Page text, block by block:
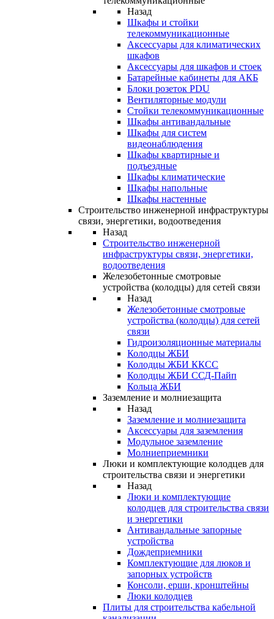
Назад
Шкафы и стойки
телекоммуникационные
Аксессуары для климатических
шкафов
Аксессуары для шкафов и стоек
Батарейные кабинеты для АКБ
Блоки розеток PDU
Вентиляторные модули
Стойки телекоммуникационные
Шкафы антивандальные
Шкафы для систем
видеонаблюдения
Шкафы квартирные и
подъездные
Шкафы климатические
Шкафы напольные
Шкафы настенные
Строительство инженерной инфраструктуры
связи, энергетики, водоотведения
Назад
Строительство инженерной
инфраструктуры связи, энергетики,
водоотведения
Железобетонные смотровые
устройства (колодцы) для сетей связи
Назад
Железобетонные смотровые
устройства (колодцы) для сетей
связи
Гидроизоляционные материалы
Колодцы ЖБИ
Колодцы ЖБИ ККСС
Колодцы ЖБИ ССД-Пайп
Кольца ЖБИ
Заземление и молниезащита
Назад
Заземление и молниезащита
Аксессуары для заземления
Модульное заземление
Молниеприемники
Люки и комплектующие колодцев для
строительства связи и энергетики
Назад
Люки и комплектующие
колодцев для строительства связи
и энергетики
Антивандальные запорные
устройства
Дождеприемники
Комплектующие для люков и
запорных устройств
Консоли, ерши, кронштейны
Люки колодцев
Плиты для строительства кабельной